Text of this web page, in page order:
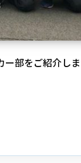
部をご紹介しま